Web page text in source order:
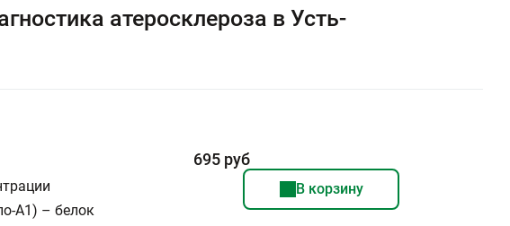
атеросклероза в Усть-
А1) – белок
695 руб
В корзину